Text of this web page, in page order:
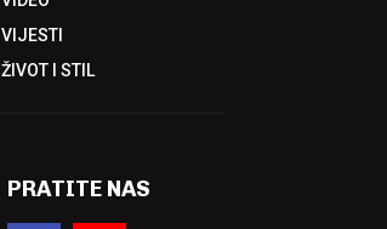
VIJESTI
ŽIVOT I STIL
PRATITE NAS